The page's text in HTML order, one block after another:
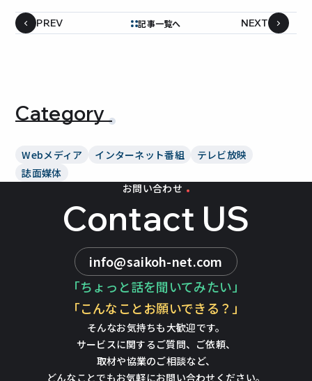
PREV 記事一覧へ NEXT
Category
Webメディア インターネット番組
テレビ放映
誌面媒体
お問い合わせ
Contact US
info@saikoh-net.com
「ちょっと話を聞いてみたい」
「こんなことお願いできる？」
そんなお気持ちも大歓迎です。
サービスに関するご質問、ご依頼、
取材や協業のご相談など、
どんなことでもお気軽にお問い合わせください。